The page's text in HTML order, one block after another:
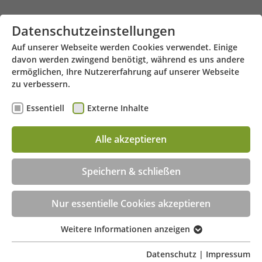
Zum Hauptinhalt springen
Friedrich-Ebert-Straße 38 - 46535 Dinslaken Menü
Beratungstermin jetzt online buchen!
Datenschutzeinstellungen
Auf unserer Webseite werden Cookies verwendet. Einige
davon werden zwingend benötigt, während es uns andere
ermöglichen, Ihre Nutzererfahrung auf unserer Webseite
zu verbessern.
Essentiell Externe Inhalte
Alle akzeptieren
Speichern & schließen
Nur essentielle Cookies akzeptieren
Essentiell
Essentielle Cookies werden für grundlegende
Weitere Informationen anzeigen
Datenschutz | Impressum